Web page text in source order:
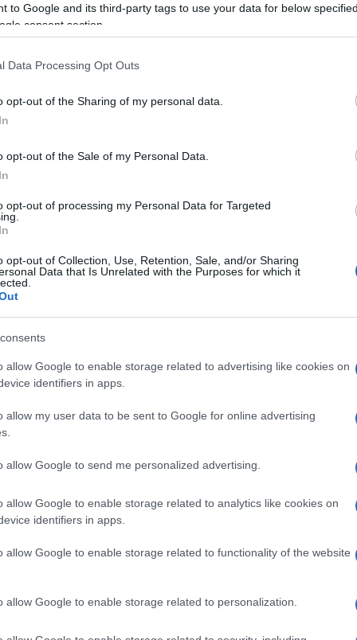
to Google and its third-party tags to use your data for below
consent section.
Data Processing Opt Outs
opt-out of the Sharing of my personal data.
opt-out of the Sale of my Personal Data.
opt-out of processing my Personal Data for Targeted
opt-out of Collection, Use, Retention, Sale, and/or Sharing
Data that Is Unrelated with the Purposes for which it
allow Google to enable storage related to advertising like cookies on
identifiers in apps.
allow my user data to be sent to Google for online advertising
allow Google to send me personalized advertising.
allow Google to enable storage related to analytics like cookies on
identifiers in apps.
allow Google to enable storage related to functionality of the website
allow Google to enable storage related to personalization.
επιλογές του e-
1773)-
G-Dur.
9:00 ΜΜ
ptolemeos.gr: Toto
25 ΙΟΥΛΊΟΥ 2026, 9:00 ΜΜ
επιλογές του e-
9:00 ΜΜ
ΜΟΥΣΙΚΈΣ ΕΠΙΛΟΓΈΣ
Οι μουσικές επιλογές
Nash – Just a Song
ΦΆΝΗΣ ΜΑΥΡΟΥΔΉΣ